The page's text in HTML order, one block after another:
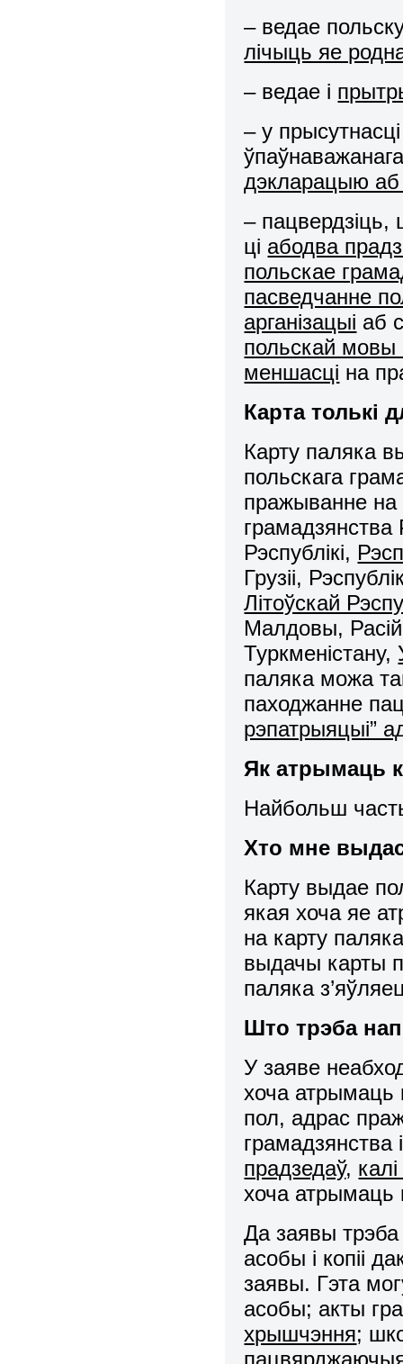
– ведае
лічыць яе
– ведае і
– у
дэкларацыю аб
– пацвердзіць,
ці абодва
польскае
пасведчанне
арганізацыі аб
польскай мовы
меншасці на
Карта толькі
Карту паляка
польскага
пражыванне на
грамадзянства
Рэспублікі,
Грузіі,
Літоўскай
Малдовы,
Туркменістану,
паляка можа
паходжанне
рэпатрыяцыі”
Як атрымаць
Найбольш
Хто мне
Карту выдае
якая хоча яе
на карту
выдачы карты
паляка
Што трэба
У заяве
хоча атрымаць
пол, адрас
прадзедаў,
хоча атрымаць
Да заявы
асобы і копіі
заявы. Гэта
асобы; акты
хрышчэння;